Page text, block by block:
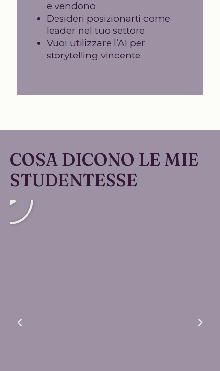
e vendono
Desideri posizionarti come
leader nel tuo settore
Vuoi utilizzare l’AI per
storytelling vincente
COSA DICONO LE MIE
STUDENTESSE